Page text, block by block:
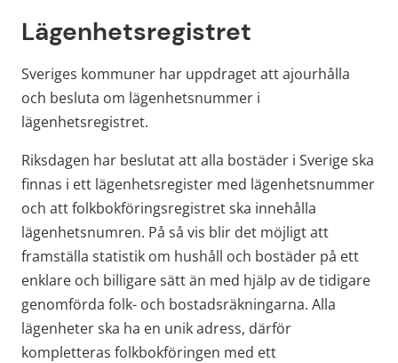
Lägenhetsregistret
Sveriges kommuner har uppdraget att ajourhålla
och besluta om lägenhetsnummer i
lägenhetsregistret.
Riksdagen har beslutat att alla bostäder i Sverige ska
finnas i ett lägenhetsregister med lägenhetsnummer
och att folkbokföringsregistret ska innehålla
lägenhetsnumren. På så vis blir det möjligt att
framställa statistik om hushåll och bostäder på ett
enklare och billigare sätt än med hjälp av de tidigare
genomförda folk- och bostadsräkningarna. Alla
lägenheter ska ha en unik adress, därför
kompletteras folkbokföringen med ett